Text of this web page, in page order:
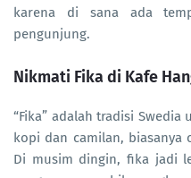
karena di sana ada
pengunjung.
Nikmati Fika di Kafe
“Fika” adalah tradisi
kopi dan camilan, biasanya
Di musim dingin, fika jadi